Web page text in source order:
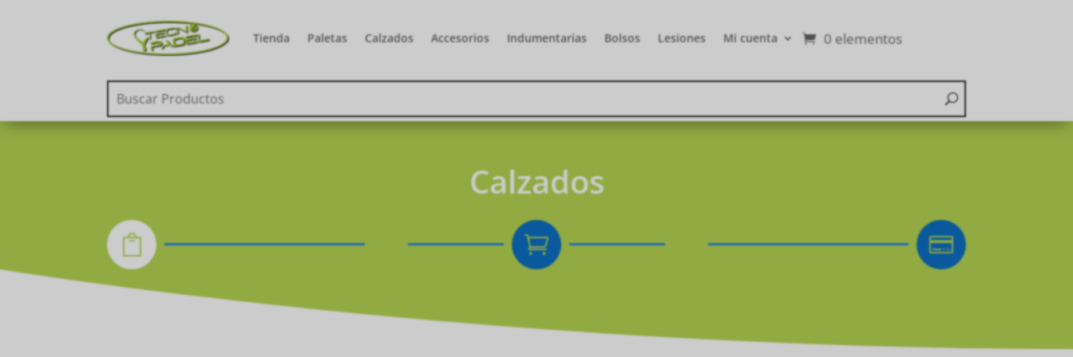
Tienda Paletas Calzados Accesorios Indumentarias Bolsos Lesiones Mi cuenta 0 elementos
Calzados
  